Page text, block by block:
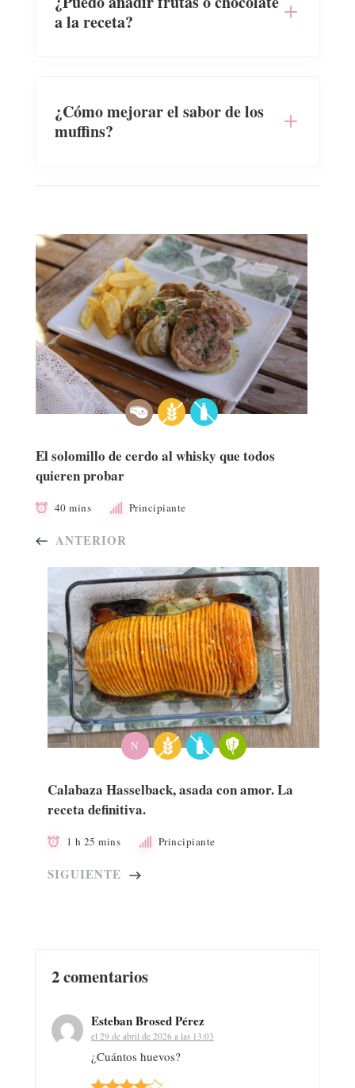
a la receta?
¿Cómo mejorar el sabor de los
muffins?
El solomillo de cerdo al whisky que todos
quieren probar
40 mins Principiante
ANTERIOR
N
Calabaza Hasselback, asada con amor. La
receta definitiva.
1 h 25 mins Principiante
SIGUIENTE
2 comentarios
Esteban Brosed Pérez
el 29 de abril de 2026 a las 13:03
¿Cuántos huevos?